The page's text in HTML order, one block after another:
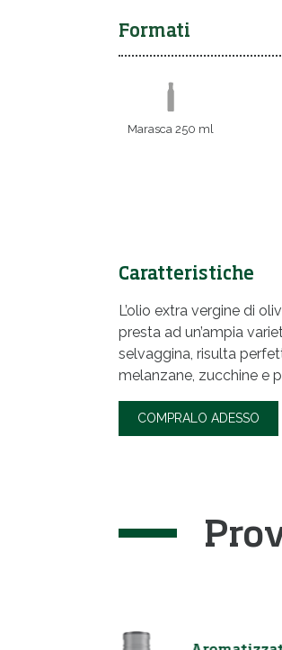
Formati
Marasca 250 ml
Caratteristiche
L’olio extra vergine di
presta ad un’ampia
selvaggina, risulta
melanzane, zucchine e
COMPRALO ADESSO